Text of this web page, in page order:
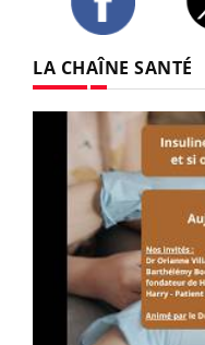
LA CHAÎNE SANTÉ